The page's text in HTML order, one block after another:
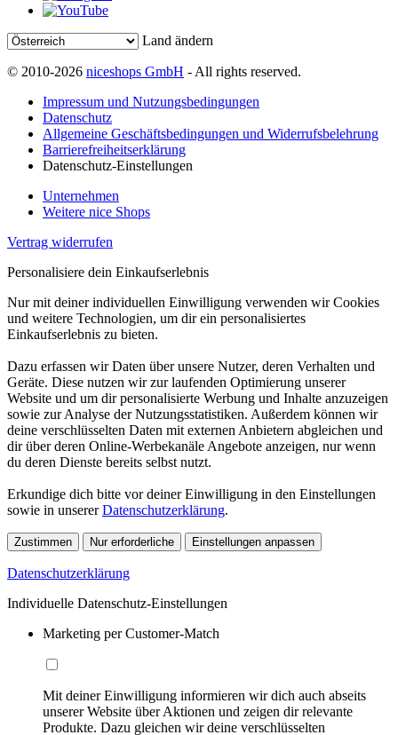
Land ändern
© 2010-2026 niceshops GmbH - All rights reserved.
Impressum und Nutzungsbedingungen
Datenschutz
Allgemeine Geschäftsbedingungen und Widerrufsbelehrung
Barrierefreiheitserklärung
Datenschutz-Einstellungen
Unternehmen
Weitere nice Shops
Vertrag widerrufen
Personalisiere dein Einkaufserlebnis
Nur mit deiner individuellen Einwilligung verwenden wir Cookies
und weitere Technologien, um dir ein personalisiertes
Einkaufserlebnis zu bieten.
Dazu erfassen wir Daten über unsere Nutzer, deren Verhalten und
Geräte. Diese nutzen wir zur laufenden Optimierung unserer
Website und um dir personalisierte Werbung und Inhalte anzuzeigen
sowie zur Analyse der Nutzungsstatistiken. Außerdem können wir
deine verschlüsselten Daten mit externen Anbietern abgleichen und
dir über deren Online-Werbekanäle Angebote anzeigen, nur wenn
du deren Dienste bereits selbst nutzt.
Erkundige dich bitte vor deiner Einwilligung in den Einstellungen
sowie in unsererDatenschutzerklärung.
Zustimmen Nur erforderliche Einstellungen anpassen
Datenschutzerklärung
Individuelle Datenschutz-Einstellungen
Marketing per Customer-Match
Mit deiner Einwilligung informieren wir dich auch abseits
unserer Website über Aktionen und zeigen dir relevante
Produkte. Dazu gleichen wir deine verschlüsselten